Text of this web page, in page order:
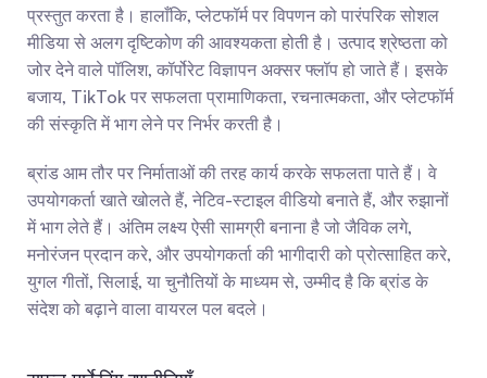
प्रस्तुत करता है। हालाँकि, प्लेटफॉर्म पर विपणन को पारंपरिक सोशल
मीडिया से अलग दृष्टिकोण की आवश्यकता होती है। उत्पाद श्रेष्ठता को
जोर देने वाले पॉलिश, कॉर्पोरेट विज्ञापन अक्सर फ्लॉप हो जाते हैं। इसके
बजाय, TikTok पर सफलता प्रामाणिकता, रचनात्मकता, और प्लेटफॉर्म
की संस्कृति में भाग लेने पर निर्भर करती है।
ब्रांड आम तौर पर निर्माताओं की तरह कार्य करके सफलता पाते हैं। वे
उपयोगकर्ता खाते खोलते हैं, नेटिव-स्टाइल वीडियो बनाते हैं, और रुझानों
में भाग लेते हैं। अंतिम लक्ष्य ऐसी सामग्री बनाना है जो जैविक लगे,
मनोरंजन प्रदान करे, और उपयोगकर्ता की भागीदारी को प्रोत्साहित करे,
युगल गीतों, सिलाई, या चुनौतियों के माध्यम से, उम्मीद है कि ब्रांड के
संदेश को बढ़ाने वाला वायरल पल बदले।